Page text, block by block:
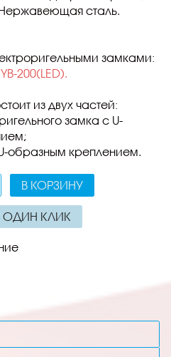
сталь.
замками:
YB-200(LED).
из двух частей:
замка с U-
образным креплением.
В КОРЗИНУ
ОДИН КЛИК